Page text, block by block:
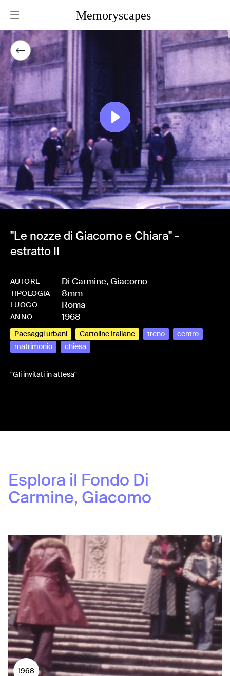
Memoryscapes
"Le nozze di Giacomo e Chiara" -
estratto II
AUTORE Di Carmine, Giacomo
TIPOLOGIA 8mm
LUOGO Roma
ANNO 1968
Paesaggi urbani Cartoline Italiane treno
centro
matrimonio
chiesa
"Gli invitati in attesa"
Esplora il Fondo Di
Carmine, Giacomo
1968